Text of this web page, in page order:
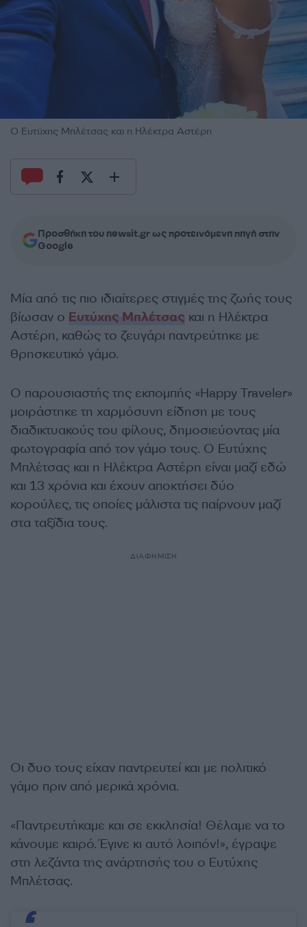
Ο Ευτύχης Μπλέτσας και η Ηλέκτρα Αστέρη
Προσθήκη του newsit.gr ως προτεινόμενη πηγή στην
Google
Μία από τις πιο ιδιαίτερες στιγμές της ζωής τους
βίωσαν ο Ευτύχης Μπλέτσας και η Ηλέκτρα
Αστέρη, καθώς το ζευγάρι παντρεύτηκε με
θρησκευτικό γάμο.
Ο παρουσιαστής της εκπομπής «Happy Traveler»
μοιράστηκε τη χαρμόσυνη είδηση με τους
διαδικτυακούς του φίλους, δημοσιεύοντας μία
φωτογραφία από τον γάμο τους. Ο Ευτύχης
Μπλέτσας και η Ηλέκτρα Αστέρη είναι μαζί εδώ
και 13 χρόνια και έχουν αποκτήσει δύο
κορούλες, τις οποίες μάλιστα τις παίρνουν μαζί
στα ταξίδια τους.
ΔΙΑΦΗΜΙΣΗ
Οι δυο τους είχαν παντρευτεί και με πολιτικό
γάμο πριν από μερικά χρόνια.
«Παντρευτήκαμε και σε εκκλησία! Θέλαμε να το
κάνουμε καιρό. Έγινε κι αυτό λοιπόν!», έγραψε
στη λεζάντα της ανάρτησής του ο Ευτύχης
Μπλέτσας.